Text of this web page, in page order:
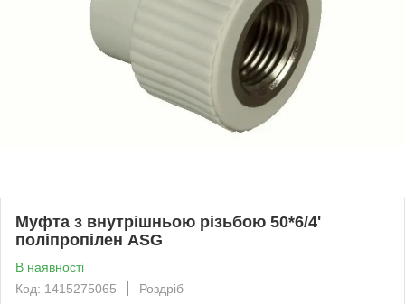
Муфта з внутрішньою різьбою 50*6/4'
поліпропілен ASG
В наявності
Код: 1415275065
Роздріб